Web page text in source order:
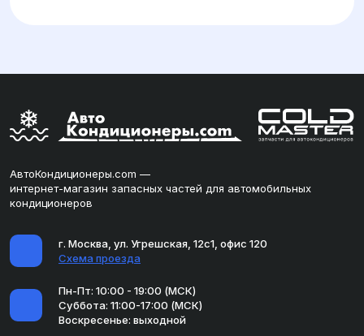
АвтоКондиционеры.com —
интернет-магазин запасных частей для автомобильных
кондиционеров
г. Москва, ул. Угрешская, 12с1, офис 120
Схема проезда
Пн-Пт: 10:00 - 19:00 (МСК)
Суббота: 11:00-17:00 (МСК)
Воскресенье: выходной